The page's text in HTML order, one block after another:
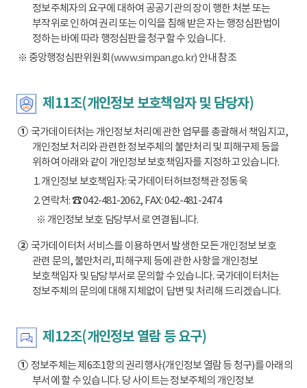
정보주체자의 요구에 대하여 공공기관의 장이 행한 처분 또는
부작위로 인하여 권리 또는 이익을 침해 받은 자는 행정심판법이
정하는 바에 따라 행정심판을 청구할 수 있습니다.
※ 중앙행정심판위원회(www.simpan.go.kr) 안내 참조
제11조(개인정보 보호책임자 및 담당자)
①국가데이터처는 개인정보 처리에 관한 업무를 총괄해서 책임지고,
개인정보 처리와 관련한 정보주체의 불만처리 및 피해구제 등을
위하여 아래와 같이 개인정보 보호책임자를 지정하고 있습니다.
1. 개인정보 보호책임자: 국가데이터허브정책관 정동욱
2. 연락처: ☎ 042-481-2062, FAX: 042-481-2474
※ 개인정보 보호 담당부서로 연결됩니다.
②국가데이터처 서비스를 이용하면서 발생한 모든 개인정보 보호
관련 문의, 불만처리, 피해구제 등에 관한 사항을 개인정보
보호책임자 및 담당부서로 문의할 수 있습니다. 국가데이터처는
정보주체의 문의에 대해 지체없이 답변 및 처리해 드리겠습니다.
제12조(개인정보 열람 등 요구)
①정보주체는 제6조1항의 권리행사(개인정보 열람 등 청구)를 아래의
부서에 할 수 있습니다. 당 사이트는 정보주체의 개인정보